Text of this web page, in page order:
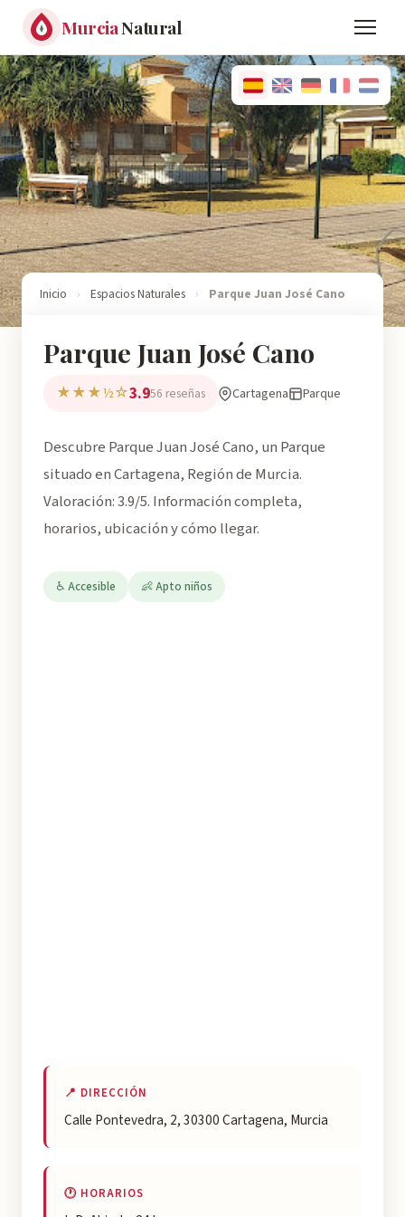
MurciaNatural
Inicio › Espacios Naturales › Parque Juan José Cano
Parque Juan José Cano
★★★½☆3.956 reseñas Cartagena Parque
Descubre Parque Juan José Cano, un Parque
situado en Cartagena, Región de Murcia.
Valoración: 3.9/5. Información completa,
horarios, ubicación y cómo llegar.
♿ Accesible 👶 Apto niños
📍 DIRECCIÓN
Calle Pontevedra, 2, 30300 Cartagena, Murcia
🕐 HORARIOS